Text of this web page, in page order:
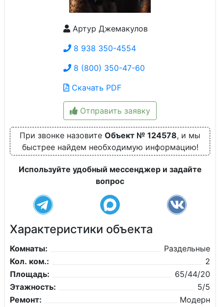
Артур Джемакулов
8 938 350-4554
8 (800) 350-47-60
Скачать PDF
Отправить заявку
При звонке назовите Объект № 124578, и мы
быстрее найдем необходимую информацию!
Используйте удобный мессенджер и задайте
вопрос
Характеристики объекта
Комнаты:
Раздельные
Кол. ком.:
2
Площадь:
65/44/20
Этажность:
5/5
Ремонт:
Модерн